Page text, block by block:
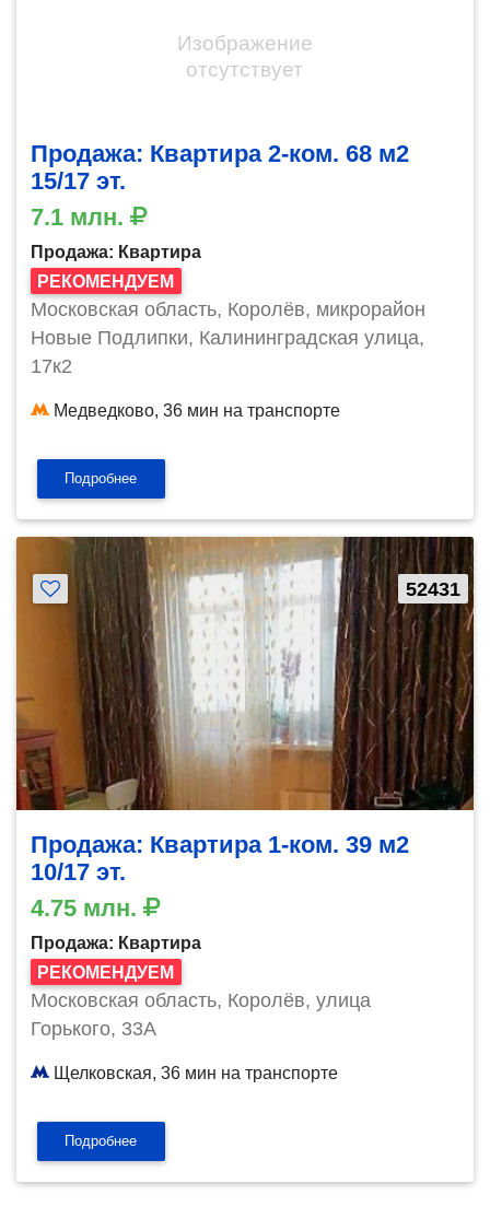
Продажа: Квартира 2-ком. 68 м2
15/17 эт.
7.1 млн.
Продажа: Квартира
РЕКОМЕНДУЕМ
Московская область, Королёв, микрорайон
Новые Подлипки, Калининградская улица,
17к2
Медведково, 36 мин на транспорте
Подробнее
52431
Продажа: Квартира 1-ком. 39 м2
10/17 эт.
4.75 млн.
Продажа: Квартира
РЕКОМЕНДУЕМ
Московская область, Королёв, улица
Горького, 33А
Щелковская, 36 мин на транспорте
Подробнее